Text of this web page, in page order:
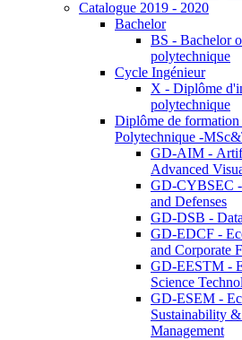
Catalogue 2019 - 2020
Bachelor
BS - Bachelor
polytechnique
Cycle Ingénieur
X - Diplôme
polytechnique
Diplôme de
Polytechnique -
GD-AIM -
Advanced
GD-CYBSEC -
and Defenses
GD-DSB -
GD-EDCF -
and Corporate
GD-EESTM -
Science
GD-ESEM -
Sustainability
Management